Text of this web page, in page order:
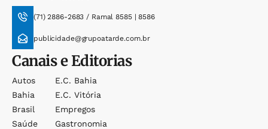
(71) 2886-2683 / Ramal 8585 | 8586
publicidade@grupoatarde.com.br
Canais e Editorias
Autos
Bahia
Brasil
Saúde
E.c. Bahia
E.c. Vitória
Empregos
Gastronomia